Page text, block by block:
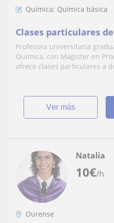
Química: Química básica
Clases particulares
Profesora universitaria
Química, con Magister en
ofrece clases particulares a
ver más
10€/h
Natalia
Ourense